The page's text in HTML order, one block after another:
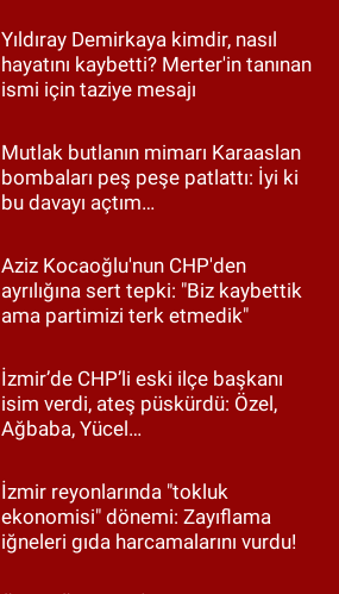
Yıldıray Demirkaya kimdir, nasıl
hayatını kaybetti? Merter'in tanınan
ismi için taziye mesajı
Mutlak butlanın mimarı Karaaslan
bombaları peş peşe patlattı: İyi ki
bu davayı açtım…
Aziz Kocaoğlu'nun CHP'den
ayrılığına sert tepki: "Biz kaybettik
ama partimizi terk etmedik"
İzmir’de CHP’li eski ilçe başkanı
isim verdi, ateş püskürdü: Özel,
Ağbaba, Yücel…
İzmir reyonlarında "tokluk
ekonomisi" dönemi: Zayıflama
iğneleri gıda harcamalarını vurdu!